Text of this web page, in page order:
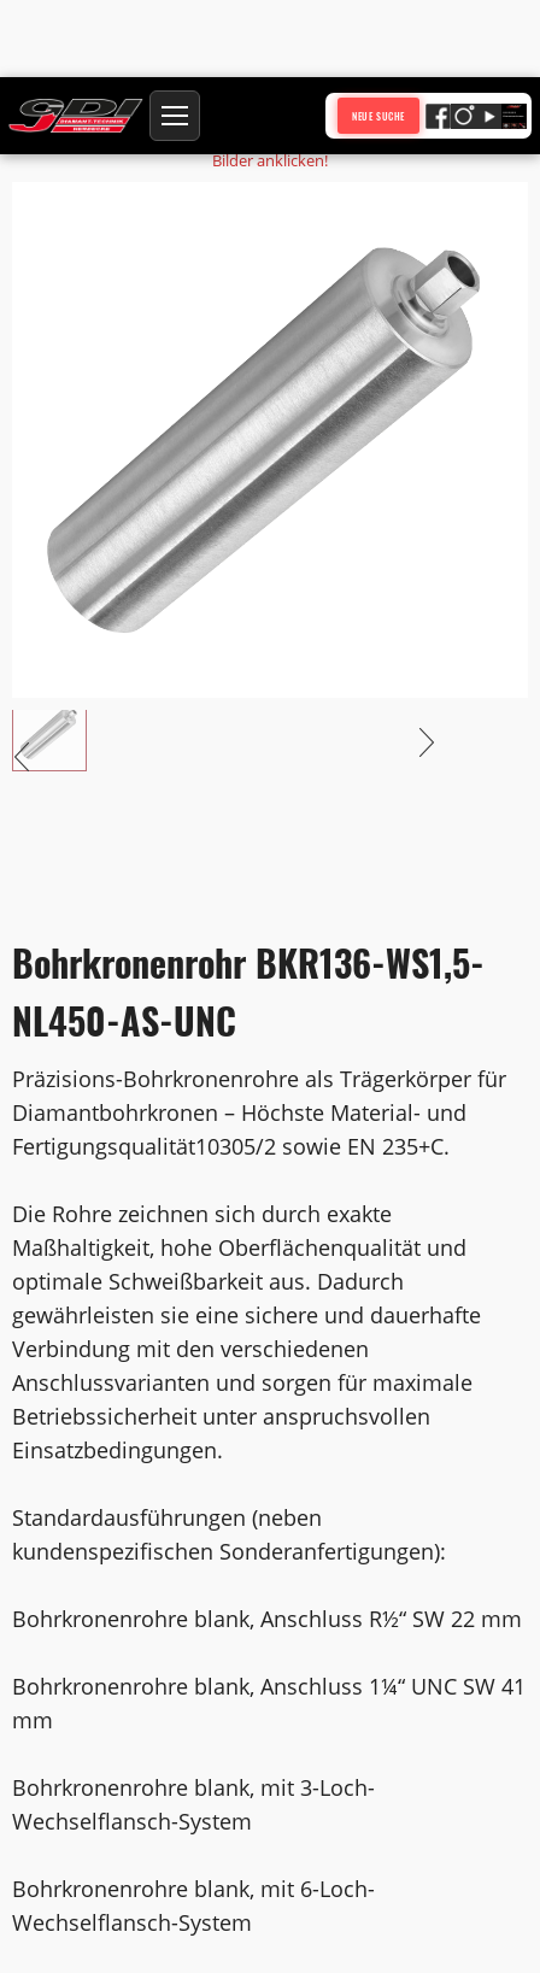
NEUE SUCHE
Startseite Produkte Bohrkronenrohr BKR136-WS1,5-NL450-AS-UNC
Bilder anklicken!
Bohrkronenrohr BKR136-WS1,5-
NL450-AS-UNC
Präzisions-Bohrkronenrohre als Trägerkörper für
Diamantbohrkronen – Höchste Material- und
Fertigungsqualität10305/2 sowie EN 235+C.
Die Rohre zeichnen sich durch exakte
Maßhaltigkeit, hohe Oberflächenqualität und
optimale Schweißbarkeit aus. Dadurch
gewährleisten sie eine sichere und dauerhafte
Verbindung mit den verschiedenen
Anschlussvarianten und sorgen für maximale
Betriebssicherheit unter anspruchsvollen
Einsatzbedingungen.
Standardausführungen (neben
kundenspezifischen Sonderanfertigungen):
Bohrkronenrohre blank, Anschluss R½“ SW 22 mm
Bohrkronenrohre blank, Anschluss 1¼“ UNC SW 41
mm
Bohrkronenrohre blank, mit 3-Loch-
Wechselflansch-System
Bohrkronenrohre blank, mit 6-Loch-
Wechselflansch-System